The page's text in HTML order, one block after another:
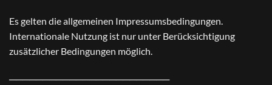
Es gelten die allgemeinen Impressumsbedingungen.
Internationale Nutzung ist nur unter Berücksichtigung
zusätzlicher Bedingungen möglich.
────────────────────────